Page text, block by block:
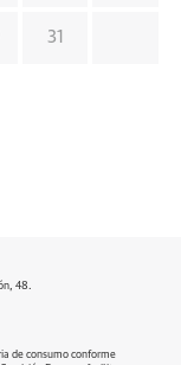
31
48.
de consumo conforme